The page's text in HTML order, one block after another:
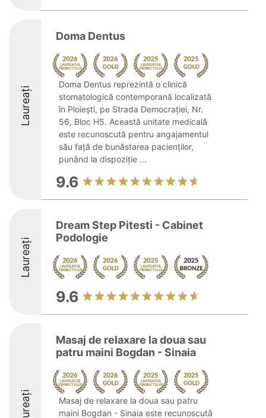
Laureați
Doma Dentus
Doma Dentus reprezintă o clinică
stomatologică contemporană localizată
în Ploiești, pe Strada Democrației, Nr.
56, Bloc H5. Această unitate medicală
este recunoscută pentru angajamentul
său față de bunăstarea pacienților,
punând la dispoziție ...
9.6
Laureați
Dream Step Pitesti - Cabinet
Podologie
9.6
Laureați
Masaj de relaxare la doua sau
patru maini Bogdan - Sinaia
Masaj de relaxare la doua sau patru
maini Bogdan - Sinaia este recunoscută